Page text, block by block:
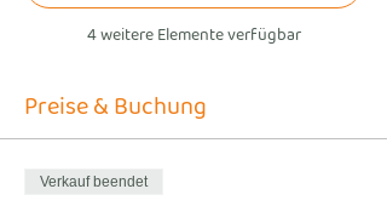
4 weitere Elemente verfügbar
Preise & Buchung
Verkauf beendet